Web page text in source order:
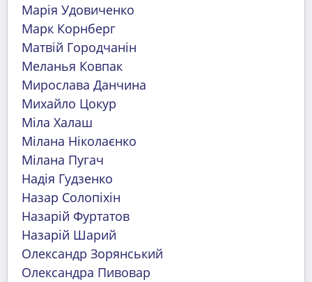
Марія Удовиченко
Марк Корнберг
Матвій Городчанін
Меланья Ковпак
Мирослава Данчина
Михайло Цокур
Міла Халаш
Мілана Ніколаєнко
Мілана Пугач
Надія Гудзенко
Назар Солопіхін
Назарій Фуртатов
Назарій Шарий
Олександр Зорянський
Олександра Пивовар